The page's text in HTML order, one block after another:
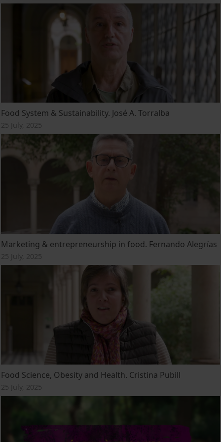
Food System & Sustainability. José A. Torralba
25 July, 2025
Marketing & entrepreneurship in food. Fernando Alegrías
25 July, 2025
Food Science, Obesity and Health. Cristina Pubill
25 July, 2025